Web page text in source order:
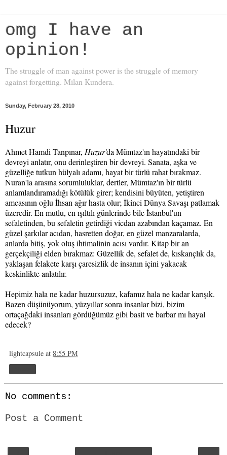
omg I have an
opinion!
The struggle of man against power is the struggle of memory
against forgetting. Milan Kundera.
Sunday, February 28, 2010
Huzur
Ahmet Hamdi Tanpınar, Huzur'da Mümtaz'ın hayatındaki bir
devreyi anlatır, onu derinleştiren bir devreyi. Sanata, aşka ve
güzelliğe tutkun hülyalı adamı, hayat bir türlü rahat bırakmaz.
Nuran'la arasına sorumluluklar, dertler, Mümtaz'ın bir türlü
anlamlandıramadığı kötülük girer; kendisini büyüten, yetiştiren
amcasının oğlu İhsan ağır hasta olur; İkinci Dünya Savaşı patlamak
üzeredir. En mutlu, en ışıltılı günlerinde bile İstanbul'un
sefaletinden, bu sefaletin getirdiği vicdan azabından kaçamaz. En
güzel şarkılar acıdan, hasretten doğar, en güzel manzaralarda,
anlarda bitiş, yok oluş ihtimalinin acısı vardır. Kitap bir an
gerçekçiliği elden bırakmaz: Güzellik de, sefalet de, kıskançlık da,
yaklaşan felakete karşı çaresizlik de insanın içini yakacak
keskinlikte anlatılır.
Hepimiz hala ne kadar huzursuzuz, kafamız hala ne kadar karışık.
Bazen düşünüyorum, yüzyıllar sonra insanlar bizi, bizim
ortaçağdaki insanları gördüğümüz gibi basit ve barbar mı hayal
edecek?
lightcapsule at 8:55 PM
No comments:
Post a Comment